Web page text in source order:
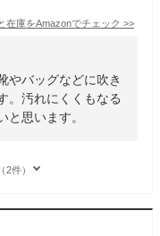
在庫をAmazonでチェック >>
やバッグなどに吹き
。汚れにくくもなる
思います。
件）